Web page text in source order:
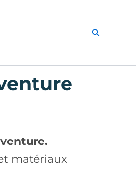
matériaux